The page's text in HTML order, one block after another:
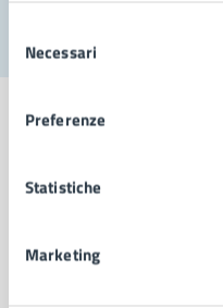
delNecessari
Preferenze
Statistiche
Marketing
Comune di Napoli
AMMINISTRAZIONE